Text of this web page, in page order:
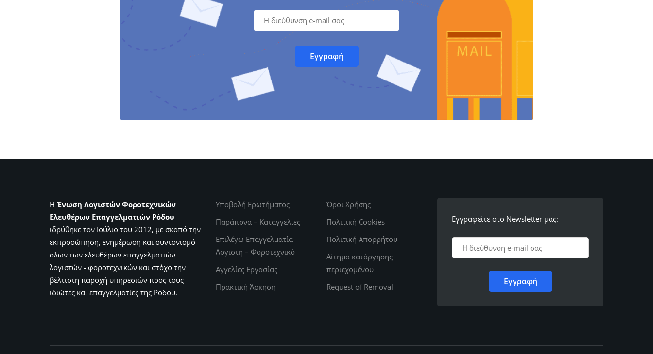
Η Ένωση Λογιστών Φοροτεχνικών
Ελευθέρων Επαγγελματιών Ρόδου
ιδρύθηκε τον Ιούλιο του 2012, με σκοπό την
εκπροσώπηση, ενημέρωση και συντονισμό
όλων των ελευθέρων επαγγελματιών
λογιστών - φοροτεχνικών και στόχο την
βέλτιστη παροχή υπηρεσιών προς τους
ιδιώτες και επαγγελματίες της Ρόδου.
Υποβολή Ερωτήματος
Παράπονα – Καταγγελίες
Επιλέγω Επαγγελματία
Λογιστή – Φοροτεχνικό
Αγγελίες Εργασίας
Πρακτική Άσκηση
Όροι Χρήσης
Πολιτική Cookies
Πολιτική Απορρήτου
Αίτημα κατάργησης
περιεχομένου
Request of Removal
Εγγραφείτε στο Newsletter μας: